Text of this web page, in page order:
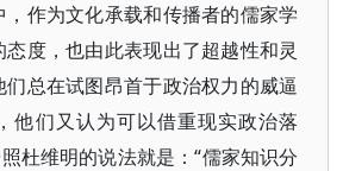
作为文化承载和传播者的儒家学
度，也由此表现出了超越性和灵
总在试图昂首于政治权力的威逼
他们又认为可以借重现实政治落
杜维明的说法就是：“儒家知识分